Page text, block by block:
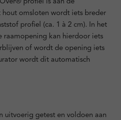
profiel is aan de
hout omsloten wordt iets breder
profiel (ca. 1 à 2 cm). In het
raamopening kan hierdoor iets
of wordt de opening iets
wordt dit automatisch
uitvoerig getest en voldoen aan